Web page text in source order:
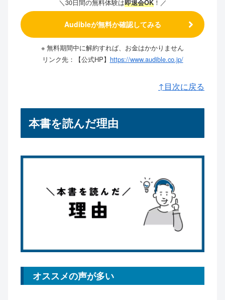
＼30日間の無料体験は即退会OK！／
Audibleが無料か確認してみる
※ 無料期間中に解約すれば、お金はかかりません
リンク先：【公式HP】 https://www.audible.co.jp/
↑目次に戻る
本書を読んだ理由
オススメの声が多い